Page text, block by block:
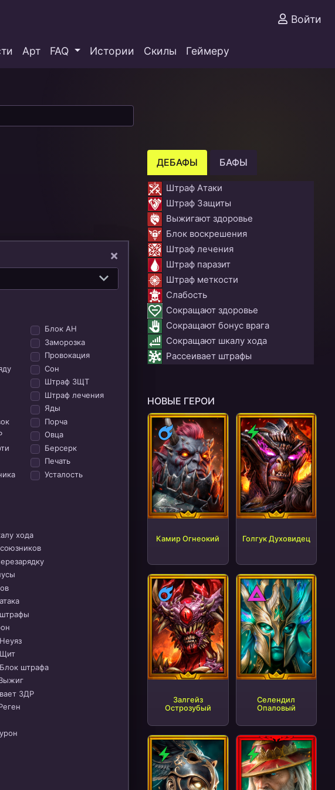
Войти
Арт FAQ Истории Скилы Геймеру
×
Блок АН
Заморозка
Провокация
Сон
Штраф ЗЩТ
Штраф лечения
Яды
Порча
Овца
Берсерк
Печать
Усталость
хода
штрафа
ЗДР
ДЕБАФЫ БАФЫ
Штраф Атаки
Штраф Защиты
Выжигают здоровье
Блок воскрешения
Штраф лечения
Штраф паразит
Штраф меткости
Слабость
Сокращают здоровье
Сокращают бонус врага
Сокращают шкалу хода
Рассеивает штрафы
НОВЫЕ ГЕРОИ
Камир Огнеокий
Магия
Голгук Духовидец
Дух
Залгейз
Острозубый
Магия
Селендил
Опаловый
Тьма
Дух Дух